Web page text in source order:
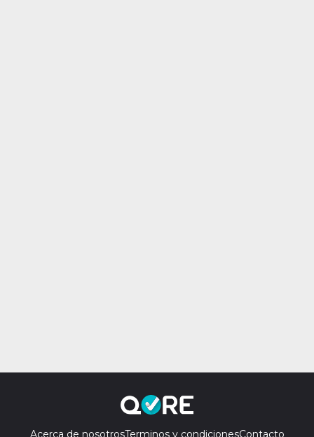
Acerca de nosotrosTerminos y condicionesContacto